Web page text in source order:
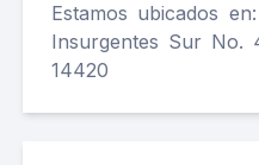
Estamos ubicados
Insurgentes Sur No.
14420